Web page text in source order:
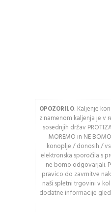
OPOZORILO: Kaljenje
z namenom kaljenja je v
sosednjih držav
MOREMO in NE
konoplje / donosih /
elektronska sporočila s
ne bomo odgovarjali.
pravico do zavrnitve
naši spletni trgovini v
dodatne informacije